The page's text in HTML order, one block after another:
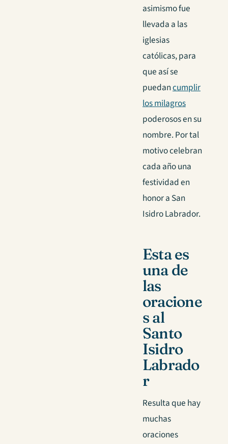
asimismo fue
llevada a las
iglesias
católicas, para
que así se
puedancumplir
los milagros
poderosos en su
nombre. Por tal
motivo celebran
cada año una
festividad en
honor a San
Isidro Labrador.
Esta es
una de
las
oracione
s al
Santo
Isidro
Labrado
r
Resulta que hay
muchas
oraciones